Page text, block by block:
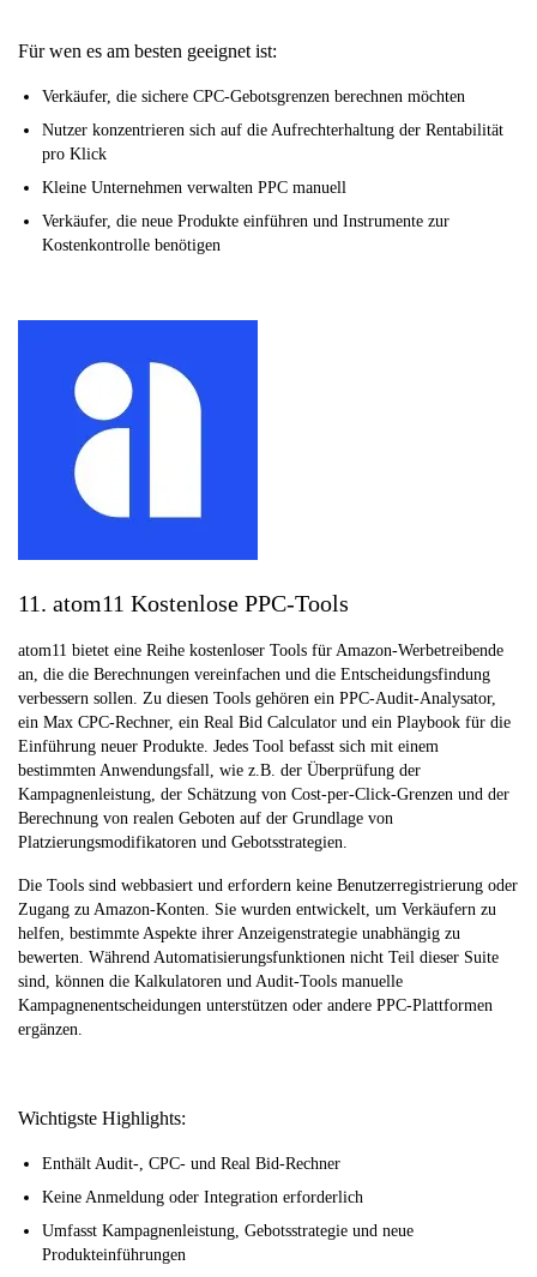
Für wen es am besten geeignet ist:
Verkäufer, die sichere CPC-Gebotsgrenzen berechnen möchten
Nutzer konzentrieren sich auf die Aufrechterhaltung der Rentabilität
pro Klick
Kleine Unternehmen verwalten PPC manuell
Verkäufer, die neue Produkte einführen und Instrumente zur
Kostenkontrolle benötigen
11. atom11 Kostenlose PPC-Tools
atom11 bietet eine Reihe kostenloser Tools für Amazon-Werbetreibende
an, die die Berechnungen vereinfachen und die Entscheidungsfindung
verbessern sollen. Zu diesen Tools gehören ein PPC-Audit-Analysator,
ein Max CPC-Rechner, ein Real Bid Calculator und ein Playbook für die
Einführung neuer Produkte. Jedes Tool befasst sich mit einem
bestimmten Anwendungsfall, wie z.B. der Überprüfung der
Kampagnenleistung, der Schätzung von Cost-per-Click-Grenzen und der
Berechnung von realen Geboten auf der Grundlage von
Platzierungsmodifikatoren und Gebotsstrategien.
Die Tools sind webbasiert und erfordern keine Benutzerregistrierung oder
Zugang zu Amazon-Konten. Sie wurden entwickelt, um Verkäufern zu
helfen, bestimmte Aspekte ihrer Anzeigenstrategie unabhängig zu
bewerten. Während Automatisierungsfunktionen nicht Teil dieser Suite
sind, können die Kalkulatoren und Audit-Tools manuelle
Kampagnenentscheidungen unterstützen oder andere PPC-Plattformen
ergänzen.
Wichtigste Highlights:
Enthält Audit-, CPC- und Real Bid-Rechner
Keine Anmeldung oder Integration erforderlich
Umfasst Kampagnenleistung, Gebotsstrategie und neue
Produkteinführungen